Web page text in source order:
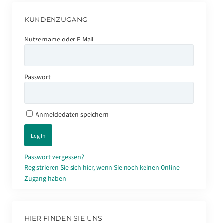
KUNDENZUGANG
Nutzername oder E-Mail
Passwort
Anmeldedaten speichern
Passwort vergessen?
Registrieren Sie sich hier, wenn Sie noch keinen Online-
Zugang haben
HIER FINDEN SIE UNS